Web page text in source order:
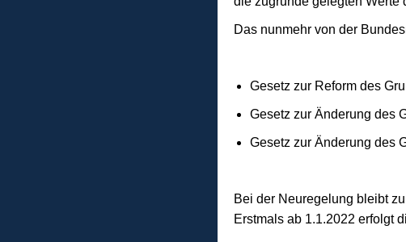
Das nunmehr von der
Gesetz zur Reform des
Gesetz zur Änderung des
Gesetz zur Änderung des
Bei der Neuregelung bleibt
Erstmals ab 1.1.2022 erfolgt